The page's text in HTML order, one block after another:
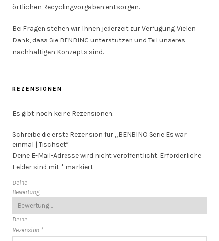
örtlichen Recyclingvorgaben entsorgen.
Bei Fragen stehen wir Ihnen jederzeit zur Verfügung. Vielen
Dank, dass Sie BENBINO unterstützen und Teil unseres
nachhaltigen Konzepts sind.
REZENSIONEN
Es gibt noch keine Rezensionen.
Schreibe die erste Rezension für „BENBINO Serie Es war
einmal | Tischset“
Deine E-Mail-Adresse wird nicht veröffentlicht. Erforderliche
Felder sind mit * markiert
Deine
Bewertung
Deine
Rezension *